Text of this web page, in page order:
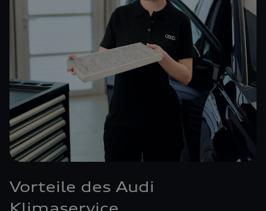
Vorteile des Audi